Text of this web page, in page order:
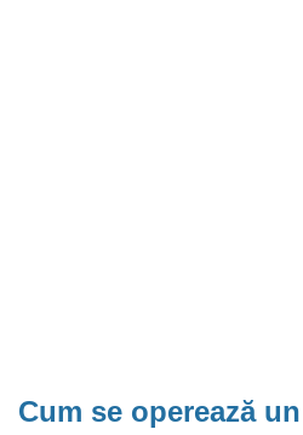
Cum se operează